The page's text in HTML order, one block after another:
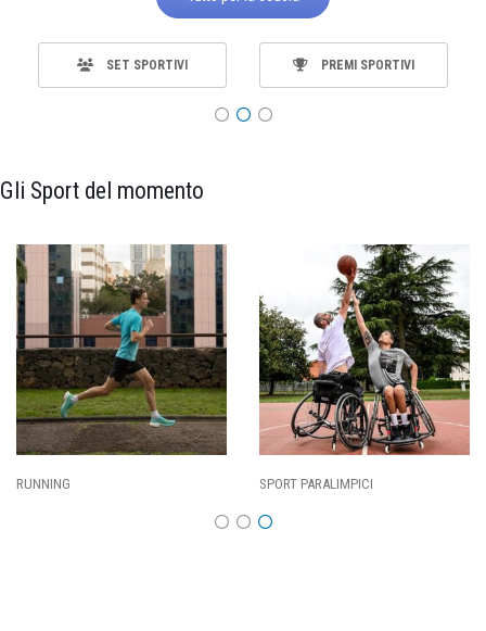
SET SPORTIVI PREMI SPORTIVI
Gli Sport del momento
SPORT PARALIMPICI CALCIO